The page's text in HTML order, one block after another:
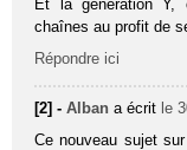
Et la génération Y,
chaînes au profit de
Répondre ici
[2] -Alban a écrit le
Ce nouveau sujet